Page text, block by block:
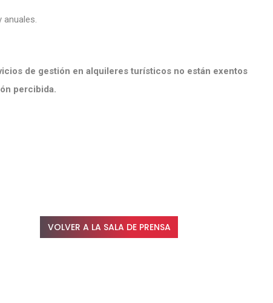
anuales.
de gestión en alquileres turísticos no están exentos
percibida.
VOLVER A LA SALA DE PRENSA